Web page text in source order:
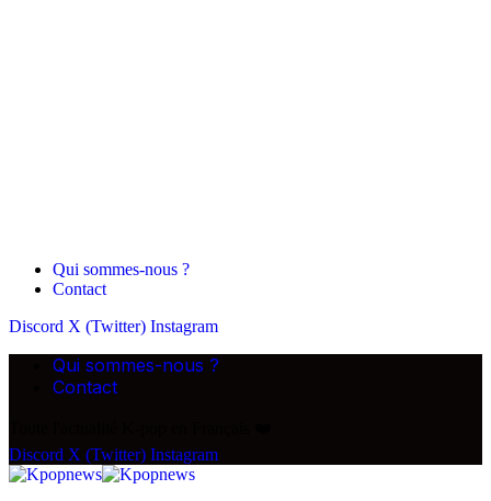
Qui sommes-nous ?
Contact
Discord X (Twitter) Instagram
Qui sommes-nous ?
Contact
Discord X (Twitter) Instagram